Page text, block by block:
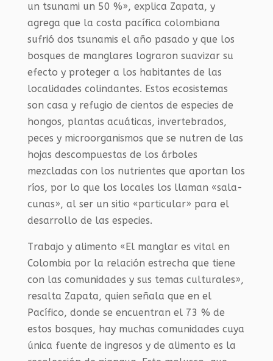
un tsunami un 50 %», explica Zapata, y
agrega que la costa pacífica colombiana
sufrió dos tsunamis el año pasado y que los
bosques de manglares lograron suavizar su
efecto y proteger a los habitantes de las
localidades colindantes. Estos ecosistemas
son casa y refugio de cientos de especies de
hongos, plantas acuáticas, invertebrados,
peces y microorganismos que se nutren de las
hojas descompuestas de los árboles
mezcladas con los nutrientes que aportan los
ríos, por lo que los locales los llaman «sala-
cunas», al ser un sitio «particular» para el
desarrollo de las especies.
Trabajo y alimento «El manglar es vital en
Colombia por la relación estrecha que tiene
con las comunidades y sus temas culturales»,
resalta Zapata, quien señala que en el
Pacífico, donde se encuentran el 73 % de
estos bosques, hay muchas comunidades cuya
única fuente de ingresos y de alimento es la